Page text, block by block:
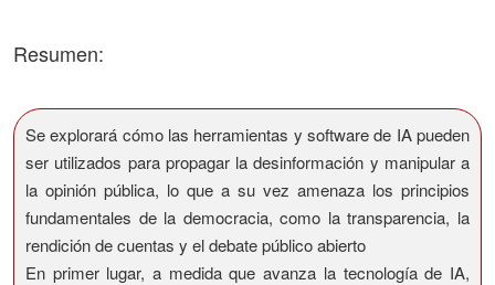
Resumen:
Se explorará cómo las herramientas y software de IA pueden
ser utilizados para propagar la desinformación y manipular a
la opinión pública, lo que a su vez amenaza los principios
fundamentales de la democracia, como la transparencia, la
rendición de cuentas y el debate público abierto
En primer lugar, a medida que avanza la tecnología de IA,